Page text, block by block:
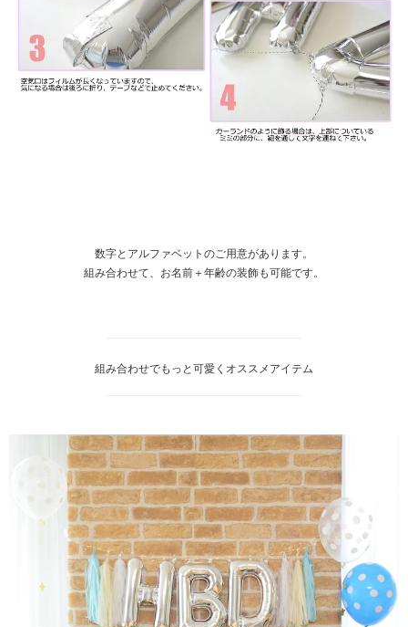
数字とアルファベットのご用意があります。
組み合わせて、お名前＋年齢の装飾も可能です。
組み合わせでもっと可愛くオススメアイテム